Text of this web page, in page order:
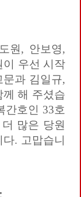
원, 안보영,
이 우선 시작
과 김일규,
께 해 주셨습
간호인 33호
많은 당원
. 고맙습니